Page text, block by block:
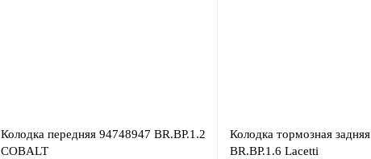
Колодка передняя 94748947 BR.BP.1.2
COBALT
Колодка тормозная
BR.BP.1.6 Lacetti